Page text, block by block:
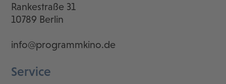
Rankestraße 31
10789 Berlin
info@programmkino.de
Service